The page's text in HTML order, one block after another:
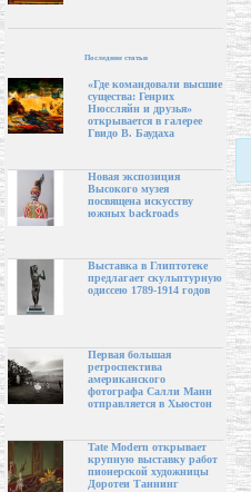
Последние статьи
«Где командовали высшие
существа: Генрих
Нюссляйн и друзья»
открывается в галерее
Гвидо В. Баудаха
Новая экспозиция
Высокого музея
посвящена искусству
южных backroads
Выставка в Глиптотеке
предлагает скульптурную
одиссею 1789-1914 годов
Первая большая
ретроспектива
американского
фотографа Салли Манн
отправляется в Хьюстон
Tate Modern открывает
крупную выставку работ
пионерской художницы
Доротеи Таннинг